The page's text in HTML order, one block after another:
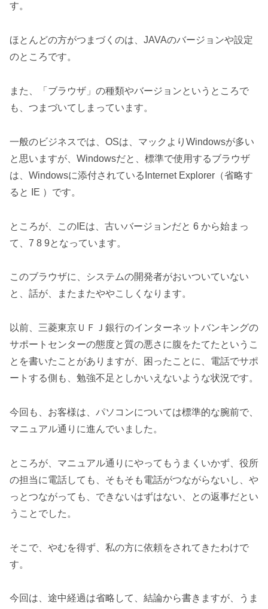
す。
ほとんどの方がつまづくのは、JAVAのバージョンや設定
のところです。
また、「ブラウザ」の種類やバージョンというところで
も、つまづいてしまっています。
一般のビジネスでは、OSは、マックよりWindowsが多い
と思いますが、Windowsだと、標準で使用するブラウザ
は、Windowsに添付されているInternet Explorer（省略す
ると IE ）です。
ところが、このIEは、古いバージョンだと 6 から始まっ
て、7 8 9となっています。
このブラウザに、システムの開発者がおいついていない
と、話が、またまたややこしくなります。
以前、三菱東京ＵＦＪ銀行のインターネットバンキングの
サポートセンターの態度と質の悪さに腹をたてたというこ
とを書いたことがありますが、困ったことに、電話でサポ
ートする側も、勉強不足としかいえないような状況です。
今回も、お客様は、パソコンについては標準的な腕前で、
マニュアル通りに進んでいました。
ところが、マニュアル通りにやってもうまくいかず、役所
の担当に電話しても、そもそも電話がつながらないし、や
っとつながっても、できないはずはない、との返事だとい
うことでした。
そこで、やむを得ず、私の方に依頼をされてきたわけで
す。
今回は、途中経過は省略して、結論から書きますが、うま